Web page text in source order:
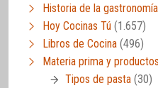
Historia de la gastronomía
Hoy Cocinas Tú (1.657)
Libros de Cocina (496)
Materia prima y productos
Tipos de pasta (30)